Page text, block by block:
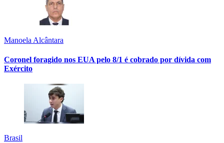
Manoela Alcântara
Coronel foragido nos EUA pelo 8/1 é cobrado por dívida com
Exército
Brasil